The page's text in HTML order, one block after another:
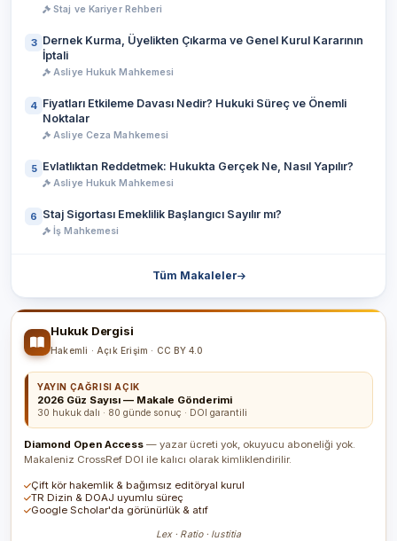
Staj ve Kariyer Rehberi
3 Dernek Kurma, Üyelikten Çıkarma ve Genel Kurul Kararının
İptali
Asliye Hukuk Mahkemesi
4 Fiyatları Etkileme Davası Nedir? Hukuki Süreç ve Önemli
Noktalar
Asliye Ceza Mahkemesi
5 Evlatlıktan Reddetmek: Hukukta Gerçek Ne, Nasıl Yapılır?
Asliye Hukuk Mahkemesi
6 Staj Sigortası Emeklilik Başlangıcı Sayılır mı?
İş Mahkemesi
Tüm Makaleler
Hukuk Dergisi
Hakemli · Açık Erişim · CC BY 4.0
YAYIN ÇAĞRISI AÇIK
2026 Güz Sayısı — Makale Gönderimi
30 hukuk dalı · 80 günde sonuç · DOI garantili
Diamond Open Access — yazar ücreti yok, okuyucu aboneliği yok.
Makaleniz CrossRef DOI ile kalıcı olarak kimliklendirilir.
Çift kör hakemlik & bağımsız editöryal kurul
TR Dizin & DOAJ uyumlu süreç
Google Scholar'da görünürlük & atıf
Lex · Ratio · Iustitia